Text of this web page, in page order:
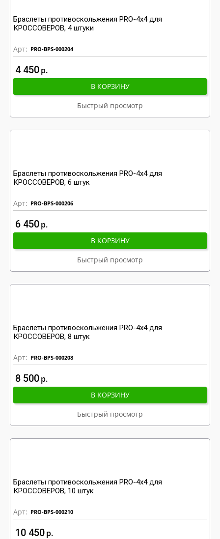
Браслеты противоскольжения PRO-4x4 для
КРОССОВЕРОВ, 4 штуки
Арт: PRO-BPS-000204
4 450р
В КОРЗИНУ
Быстрый просмотр
Браслеты противоскольжения PRO-4x4 для
КРОССОВЕРОВ, 6 штук
Арт: PRO-BPS-000206
6 450р
В КОРЗИНУ
Быстрый просмотр
Браслеты противоскольжения PRO-4x4 для
КРОССОВЕРОВ, 8 штук
Арт: PRO-BPS-000208
8 500р
В КОРЗИНУ
Быстрый просмотр
Браслеты противоскольжения PRO-4x4 для
КРОССОВЕРОВ, 10 штук
Арт: PRO-BPS-000210
10 450р